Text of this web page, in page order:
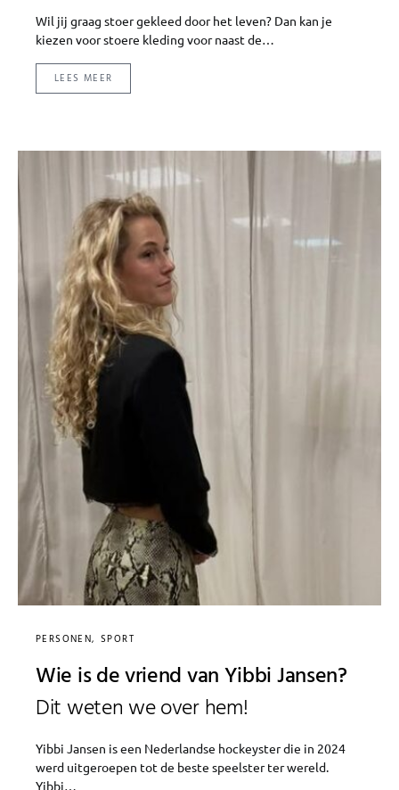
Wil jij graag stoer gekleed door het leven? Dan kan je
kiezen voor stoere kleding voor naast de…
LEES MEER
PERSONEN SPORT
Wie is de vriend van Yibbi Jansen?
Dit weten we over hem!
Yibbi Jansen is een Nederlandse hockeyster die in 2024
werd uitgeroepen tot de beste speelster ter wereld.
Yibbi…